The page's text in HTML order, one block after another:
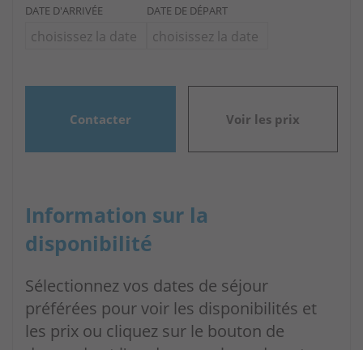
DATE D'ARRIVÉE DATE DE DÉPART
Contacter Voir les prix
Information sur la
disponibilité
Sélectionnez vos dates de séjour
préférées pour voir les disponibilités et
les prix ou cliquez sur le bouton de